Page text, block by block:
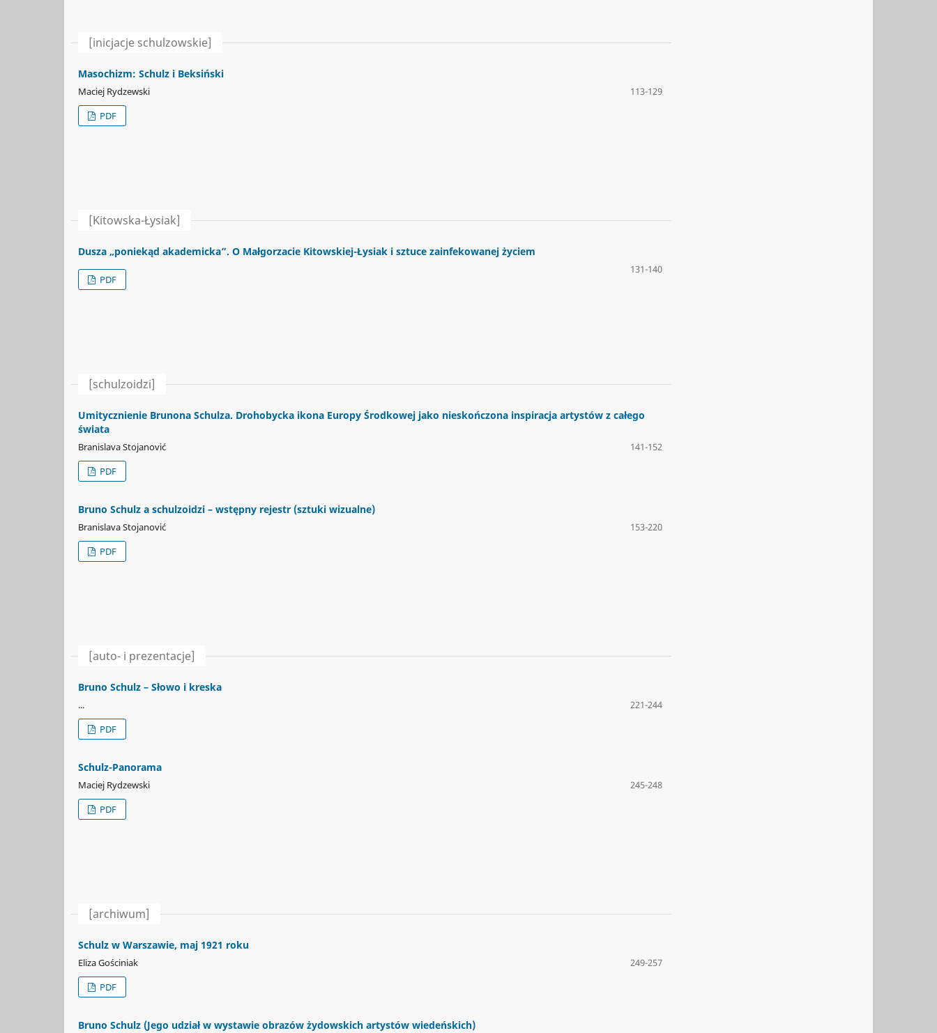
[inicjacje schulzowskie]
Masochizm: Schulz i Beksiński
Maciej Rydzewski
113-129
PDF
[Kitowska-Łysiak]
Dusza „poniekąd akademicka”. O Małgorzacie Kitowskiej-Łysiak i sztuce zainfekowanej życiem
131-140
PDF
[schulzoidzi]
Umitycznienie Brunona Schulza. Drohobycka ikona Europy Środkowej jako nieskończona inspiracja artystów z całego
świata
Branislava Stojanović
141-152
PDF
Bruno Schulz a schulzoidzi – wstępny rejestr (sztuki wizualne)
Branislava Stojanović
153-220
PDF
[auto- i prezentacje]
Bruno Schulz – Słowo i kreska
...
221-244
PDF
Schulz-Panorama
Maciej Rydzewski
245-248
PDF
[archiwum]
Schulz w Warszawie, maj 1921 roku
Eliza Gościniak
249-257
PDF
Bruno Schulz (Jego udział w wystawie obrazów żydowskich artystów wiedeńskich)